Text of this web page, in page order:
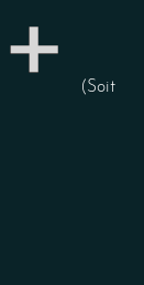
(Soit